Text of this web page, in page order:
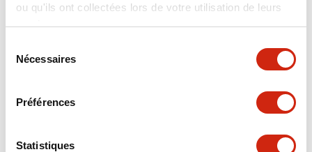
ou qu'ils ont collectées lors de votre utilisation de leurs
services.
Nécessaires
Préférences
Statistiques
Hardware Specifications